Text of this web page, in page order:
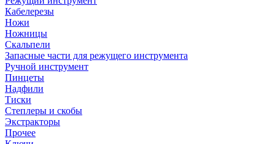
Кабелерезы
Ножи
Ножницы
Скальпели
Запасные части для режущего инструмента
Ручной инструмент
Пинцеты
Надфили
Тиски
Степлеры и скобы
Экстракторы
Прочее